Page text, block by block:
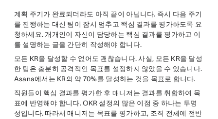
계획 주기가 완료되더라도 아직 끝이 아닙니다. 즉시 다음 주기
를 진행하는 대신 팀이 잠시 멈추고 핵심 결과를 평가하도록 요
청하세요. 개개인이 자신이 담당하는 핵심 결과를 평가하고 이
를 설명하는 글을 간단히 작성해야 합니다.
모든 KR을 달성할 수 없어도 괜찮습니다. 사실, 모든 KR을 달성
한 팀은 충분히 공격적인 목표를 설정하지 않았을 수 있습니다.
Asana에서는 KR의 약 70%를 달성하는 것을 목표로 합니다.
직원들이 핵심 결과를 평가한 후 매니저는 결과를 취합하여 목
표에 반영해야 합니다. OKR 설정의 많은 이점 중 하나는 투명
성입니다. 따라서 매니저는 목표를 평가하고, 조직 전체에 전반